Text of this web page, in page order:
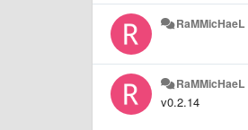
RaMMicHaeL
RaMMicHaeL
v0.2.14